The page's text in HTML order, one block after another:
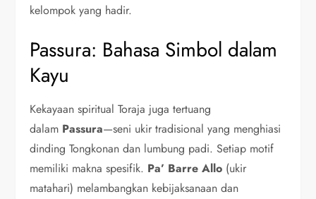
kelompok yang hadir.
Passura: Bahasa Simbol dalam
Kayu
Kekayaan spiritual Toraja juga tertuang
dalam Passura—seni ukir tradisional yang menghiasi
dinding Tongkonan dan lumbung padi. Setiap motif
memiliki makna spesifik. Pa’ Barre Allo (ukir
matahari) melambangkan kebijaksanaan dan